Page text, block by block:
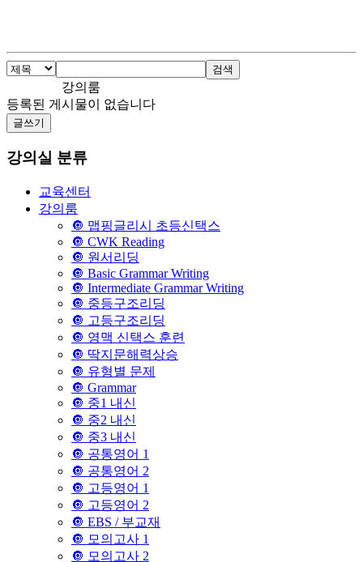
검색
강의룸
등록된 게시물이 없습니다
글쓰기
강의실 분류
교육센터
강의룸
🔘 맵핑글리시 초등신택스
🔘 CWK Reading
🔘 원서리딩
🔘 Basic Grammar Writing
🔘 Intermediate Grammar Writing
🔘 중등구조리딩
🔘 고등구조리딩
🔘 영맥 신택스 훈련
🔘 딱지문해력상승
🔘 유형별 문제
🔘 Grammar
🔘 중1 내신
🔘 중2 내신
🔘 중3 내신
🔘 공통영어 1
🔘 공통영어 2
🔘 고등영어 1
🔘 고등영어 2
🔘 EBS / 부교재
🔘 모의고사 1
🔘 모의고사 2